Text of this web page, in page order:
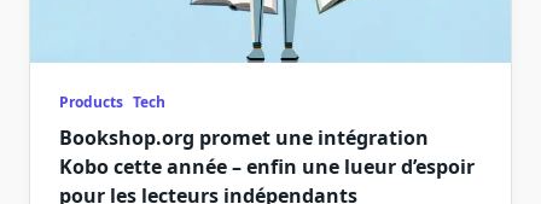
Products Tech
Bookshop.org promet une intégration
Kobo cette année – enfin une lueur d’espoir
pour les lecteurs indépendants